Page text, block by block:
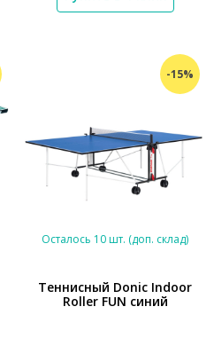
-15%
Осталось 10 шт. (доп. склад)
Теннисный Donic Indoor
Roller FUN синий